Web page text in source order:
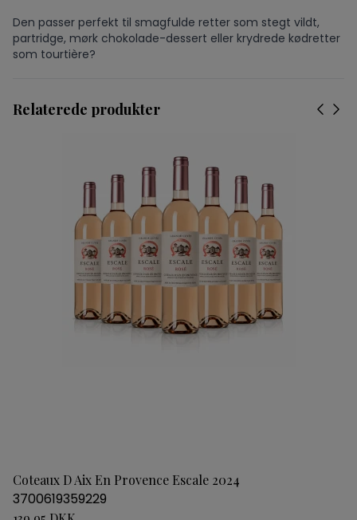
Den passer perfekt til smagfulde retter som stegt vildt,
partridge, mørk chokolade-dessert eller krydrede kødretter
som tourtière?
Relaterede produkter
Coteaux D Aix En Provence Escale 2024
3700619359229